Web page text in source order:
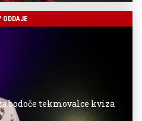
ODDAJE
bodoče tekmovalce kviza